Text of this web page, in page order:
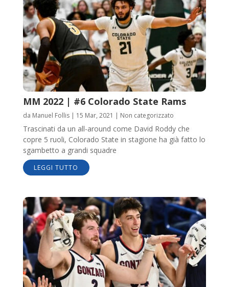
MM 2022 | #6 Colorado State Rams
da Manuel Follis| 15 Mar, 2021 | Non categorizzato
Trascinati da un all-around come David Roddy che
copre 5 ruoli, Colorado State in stagione ha già fatto lo
sgambetto a grandi squadre
LEGGI TUTTO